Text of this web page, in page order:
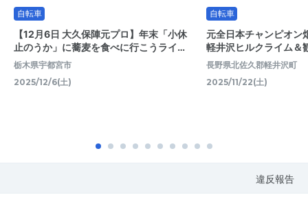
自転車
【12月6日 大久保陣元プロ】年末「小休
止のうか」に蕎麦を食べに行こうライ…
栃木県宇都宮市
2025/12/6(土)
自転車
元全日本チャンピオン
軽井沢ヒルクライム＆
長野県北佐久郡軽井沢町
2025/11/22(土)
違反報告